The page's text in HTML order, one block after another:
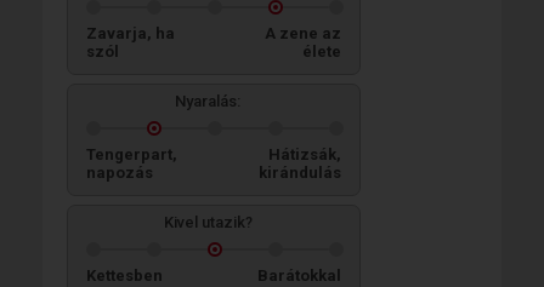
Zavarja, ha
szól
A zene az
élete
Nyaralás:
Tengerpart,
napozás
Hátizsák,
kirándulás
Kivel utazik?
Kettesben Barátokkal